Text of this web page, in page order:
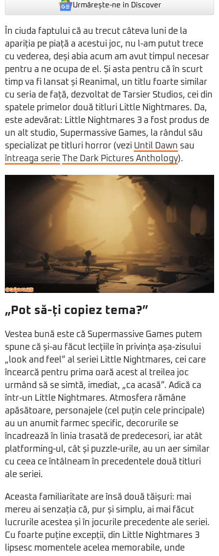
Urmărește-ne in Discover
În ciuda faptului că au trecut câteva luni de la
apariția pe piață a acestui joc, nu l-am putut trece
cu vederea, deși abia acum am avut timpul necesar
pentru a ne ocupa de el. Și asta pentru că în scurt
timp va fi lansat și Reanimal, un titlu foarte similar
cu seria de față, dezvoltat de Tarsier Studios, cei din
spatele primelor două titluri Little Nightmares. Da,
este adevărat: Little Nightmares 3 a fost produs de
un alt studio, Supermassive Games, la rândul său
specializat pe titluri horror (vezi Until Dawn sau
întreaga serie
The Dark Pictures Anthology).
„Pot să-ți copiez tema?”
Vestea bună este că Supermassive Games putem
spune că și-au făcut lecțiile în privința așa-zisului
„look and feel” al seriei Little Nightmares, cei care
încearcă pentru prima oară acest al treilea joc
urmând să se simtă, imediat, „ca acasă”. Adică ca
într-un Little Nightmares. Atmosfera rămâne
apăsătoare, personajele (cel puțin cele principale)
au un anumit farmec specific, decorurile se
încadrează în linia trasată de predecesori, iar atât
platforming-ul, cât și puzzle-urile, au un aer similar
cu ceea ce întâlneam în precedentele două titluri
ale seriei.
Aceasta familiaritate are însă două tăișuri: mai
mereu ai senzația că, pur și simplu, ai mai făcut
lucrurile acestea și în jocurile precedente ale seriei.
Cu foarte puține excepții, din Little Nightmares 3
lipsesc momentele acelea memorabile, unde